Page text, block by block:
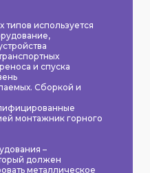
типов используется
и спуска
Сборкой и
монтажник горного
–
должен
металлическое